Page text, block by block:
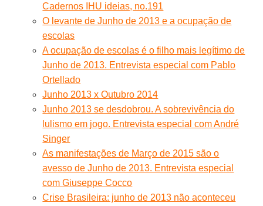
Cadernos IHU ideias, no.191
O levante de Junho de 2013 e a ocupação de
escolas
A ocupação de escolas é o filho mais legítimo de
Junho de 2013. Entrevista especial com Pablo
Ortellado
Junho 2013 x Outubro 2014
Junho 2013 se desdobrou. A sobrevivência do
lulismo em jogo. Entrevista especial com André
Singer
As manifestações de Março de 2015 são o
avesso de Junho de 2013. Entrevista especial
com Giuseppe Cocco
Crise Brasileira: junho de 2013 não aconteceu